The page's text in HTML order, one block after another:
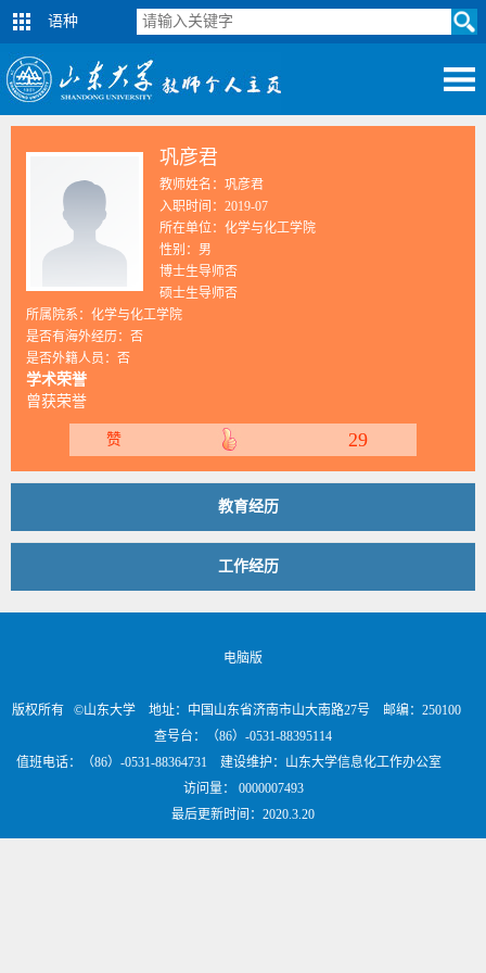
语种
巩彦君
教师姓名：巩彦君
入职时间：2019-07
所在单位：化学与化工学院
性别：男
博士生导师否
硕士生导师否
所属院系：化学与化工学院
是否有海外经历：否
是否外籍人员：否
学术荣誉
曾获荣誉
赞 29
教育经历
工作经历
电脑版
版权所有 ©山东大学 地址：中国山东省济南市山大南路27号 邮编：250100
查号台：（86）-0531-88395114
值班电话：（86）-0531-88364731 建设维护：山东大学信息化工作办公室
访问量： 0000007493
最后更新时间： 2020.3.20